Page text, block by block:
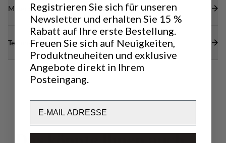
Materialien
Technische Daten
Registrieren Sie sich für unseren
Newsletter und erhalten Sie 15 %
Rabatt auf Ihre erste Bestellung.
Freuen Sie sich auf Neuigkeiten,
Produktneuheiten und exklusive
Angebote direkt in Ihrem
Posteingang.